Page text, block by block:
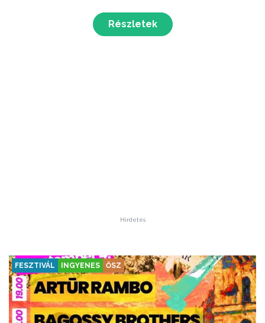
Részletek
Hirdetés
FESZTIVÁL INGYENES ŐSZ